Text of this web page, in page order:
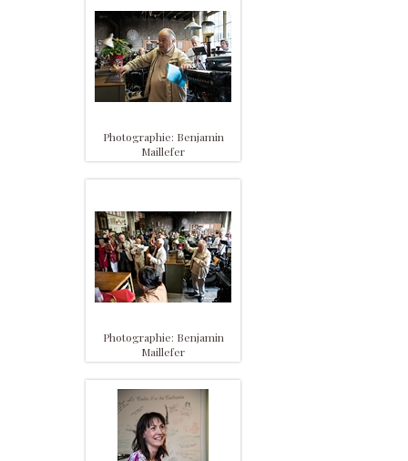
Photographie: Benjamin
Maillefer
Photographie: Benjamin
Maillefer